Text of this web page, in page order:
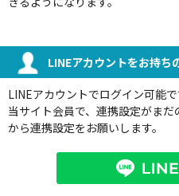
LINEアカウントをお持ち
LINEアカウントでログイン可能で
当サイト会員で、連携設定がま
から連携設定をお願いします。